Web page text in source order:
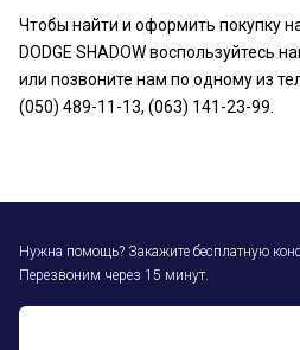
Чтобы найти и оформить покупку
DODGE SHADOW воспользуйтесь
или позвоните нам по одному из
(050) 489-11-13, (063) 141-23-99.
Нужна помощь? Закажите бесплатную
Перезвоним через 15 минут.